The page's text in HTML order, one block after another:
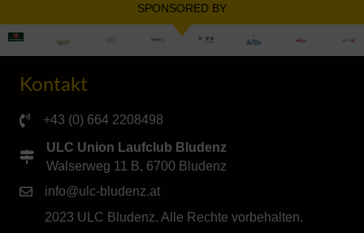
SPONSORED BY
Kontakt
+43 (0) 664 2208498
ULC Union Laufclub Bludenz
Walserweg 11 B, 6700 Bludenz
info@ulc-bludenz.at
2023 ULC Bludenz. Alle Rechte vorbehalten.